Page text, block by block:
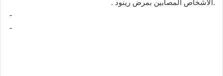
.الاشخاص المصابين بمرض رينود .